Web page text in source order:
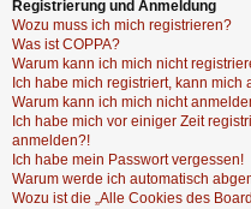
Registrierung und Anmeldung
Wozu muss ich mich registrieren?
Was ist COPPA?
Warum kann ich mich nicht
Ich habe mich registriert, kann mich
Warum kann ich mich nicht
Ich habe mich vor einiger Zeit
anmelden?!
Ich habe mein Passwort vergessen!
Warum werde ich automatisch
Wozu ist die „Alle Cookies des